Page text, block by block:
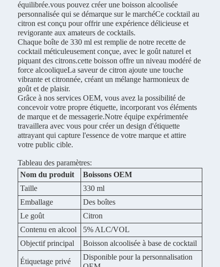
équilibrée.vous pouvez créer une boisson alcoolisée
personnalisée qui se démarque sur le marchéCe cocktail au
citron est conçu pour offrir une expérience délicieuse et
revigorante aux amateurs de cocktails.
Chaque boîte de 330 ml est remplie de notre recette de
cocktail méticuleusement conçue, avec le goût naturel et
piquant des citrons.cette boisson offre un niveau modéré de
force alcooliqueLa saveur de citron ajoute une touche
vibrante et citronnée, créant un mélange harmonieux de
goût et de plaisir.
Grâce à nos services OEM, vous avez la possibilité de
concevoir votre propre étiquette, incorporant vos éléments
de marque et de messagerie.Notre équipe expérimentée
travaillera avec vous pour créer un design d'étiquette
attrayant qui capture l'essence de votre marque et attire
votre public cible.
Tableau des paramètres:
Nom du produit
Boissons OEM
Taille
330 ml
Emballage
Des boîtes
Le goût
Citron
Contenu en alcool
5% ALC/VOL
Objectif principal
Boisson alcoolisée à base de cocktail
Étiquetage privé
Disponible pour la personnalisation